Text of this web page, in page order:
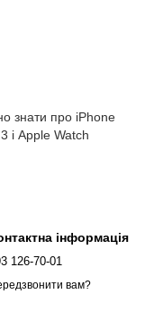
знати про iPhone
і Apple Watch
інформація
126-70-01
вам?